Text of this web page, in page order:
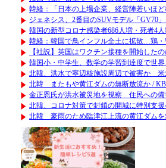
韓経：「日本の上場企業、経営陣若いほ
ジェネシス、2番目のSUVモデル「GV70
韓国の新型コロナ感染者686人増・死者4
韓経：韓国で鳥インフル全土に拡散…鶏
【社説】英国はワクチン接種を開始した
韓国小・中学生、数学の学習到達度で世
北韓、洪水で寧辺核施設周辺で被害か 米
北韓 またもや黄江ダムの無断放流か /
金正恩氏が洪水被災地を視察 住民への備
北韓、コロナ対策で封鎖の開城に特別支
北韓 豪雨のため臨津江上流の黄江ダムを